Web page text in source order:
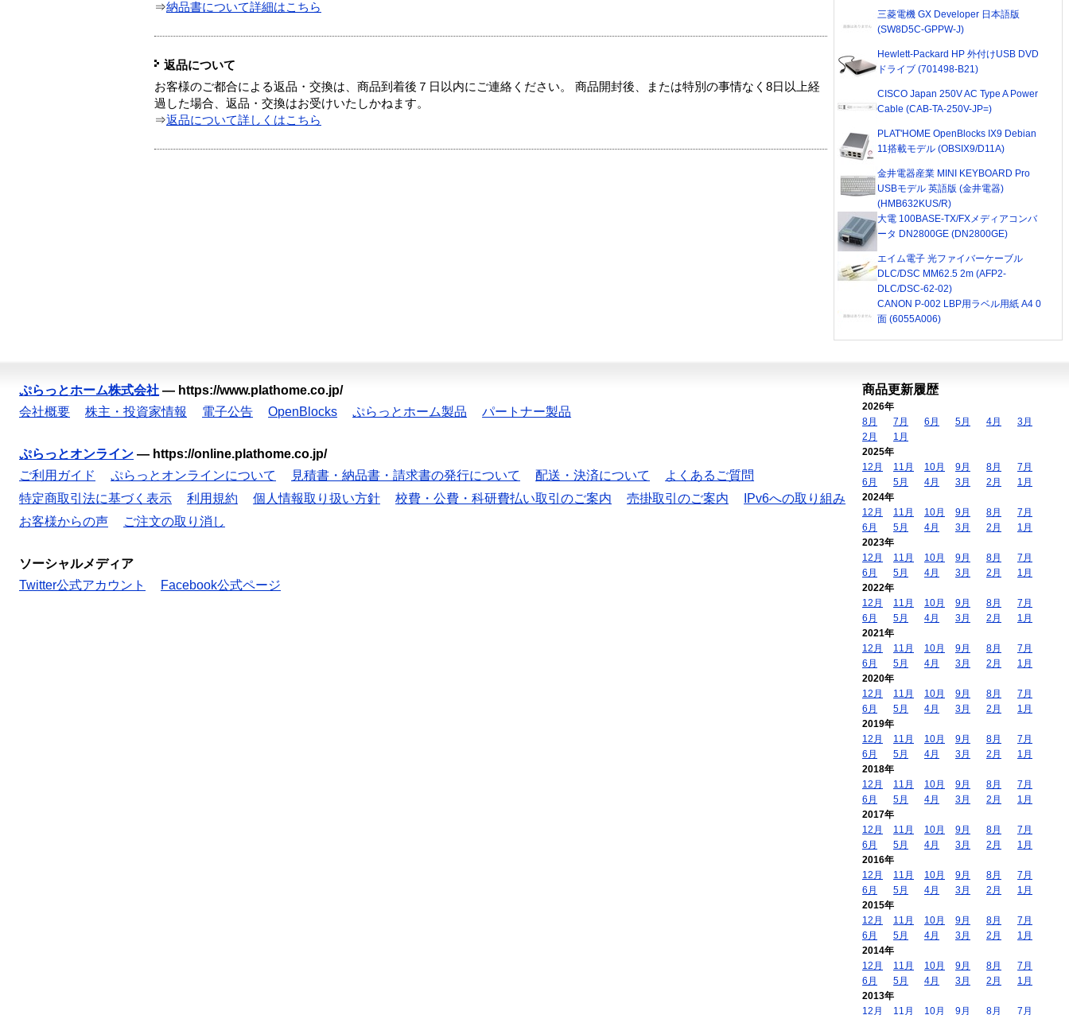
⇒納品書について詳細はこちら
返品について
お客様のご都合による返品・交換は、商品到着後７日以内にご連絡ください。 商品開封後、または特別の事情なく8日以上経
過した場合、返品・交換はお受けいたしかねます。
⇒返品について詳しくはこちら
三菱電機 GX Developer 日本語版
(SW8D5C-GPPW-J)
Hewlett-Packard HP 外付けUSB DVD
ドライブ (701498-B21)
CISCO Japan 250V AC Type A Power
Cable (CAB-TA-250V-JP=)
PLAT'HOME OpenBlocks IX9 Debian
11搭載モデル (OBSIX9/D11A)
金井電器産業 MINI KEYBOARD Pro
USBモデル 英語版 (金井電器)
(HMB632KUS/R)
大電 100BASE-TX/FXメディアコンバ
ータ DN2800GE (DN2800GE)
エイム電子 光ファイバーケーブル
DLC/DSC MM62.5 2m (AFP2-
DLC/DSC-62-02)
CANON P-002 LBP用ラベル用紙 A4 0
面 (6055A006)
ぷらっとホーム株式会社 — https://www.plathome.co.jp/
会社概要
株主・投資家情報 電子公告 OpenBlocks ぷらっとホーム製品 パートナー製品
ぷらっとオンライン — https://online.plathome.co.jp/
ご利用ガイド
ぷらっとオンラインについて 見積書・納品書・請求書の発行について 配送・決済について
よくあるご質問
特定商取引法に基づく表示
利用規約 個人情報取り扱い方針 校費・公費・科研費払い取引のご案内 売掛取引のご案内
IPv6への取り組み
お客様からの声
ご注文の取り消し
ソーシャルメディア
Twitter公式アカウント
Facebook公式ページ
商品更新履歴
2026年
8月
7月 6月 5月 4月
3月
2月
1月
2025年
12月
11月 10月 9月 8月
7月
6月
5月 4月 3月 2月
1月
2024年
12月
11月 10月 9月 8月
7月
6月
5月 4月 3月 2月
1月
2023年
12月
11月 10月 9月 8月
7月
6月
5月 4月 3月 2月
1月
2022年
12月
11月 10月 9月 8月
7月
6月
5月 4月 3月 2月
1月
2021年
12月
11月 10月 9月 8月
7月
6月
5月 4月 3月 2月
1月
2020年
12月
11月 10月 9月 8月
7月
6月
5月 4月 3月 2月
1月
2019年
12月
11月 10月 9月 8月
7月
6月
5月 4月 3月 2月
1月
2018年
12月
11月 10月 9月 8月
7月
6月
5月 4月 3月 2月
1月
2017年
12月
11月 10月 9月 8月
7月
6月
5月 4月 3月 2月
1月
2016年
12月
11月 10月 9月 8月
7月
6月
5月 4月 3月 2月
1月
2015年
12月
11月 10月 9月 8月
7月
6月
5月 4月 3月 2月
1月
2014年
12月
11月 10月 9月 8月
7月
6月
5月 4月 3月 2月
1月
2013年
12月
11月 10月 9月 8月 7月